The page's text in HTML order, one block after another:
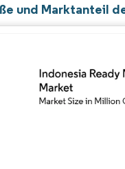
und Marktanteil